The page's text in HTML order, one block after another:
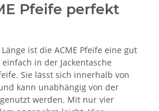
Pfeife perfekt
ist die ACME Pfeife eine gut
in der Jackentasche
Sie lässt sich innerhalb von
kann unabhängig von der
werden. Mit nur vier